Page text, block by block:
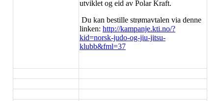
utviklet og eid av Polar Kraft.
Du kan bestille strømavtalen via denne
linken: http://kampanje.kti.no/?
kid=norsk-judo-og-jiu-jitsu-
klubb&fml=37